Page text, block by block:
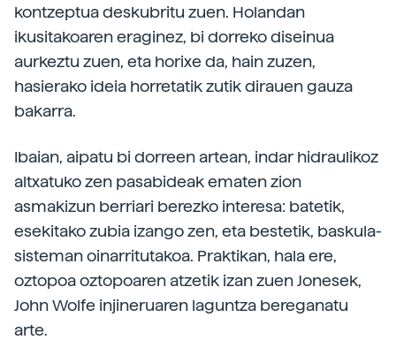
kontzeptua deskubritu zuen. Holandan
ikusitakoaren eraginez, bi dorreko diseinua
aurkeztu zuen, eta horixe da, hain zuzen,
hasierako ideia horretatik zutik dirauen gauza
bakarra.
Ibaian, aipatu bi dorreen artean, indar hidraulikoz
altxatuko zen pasabideak ematen zion
asmakizun berriari berezko interesa: batetik,
esekitako zubia izango zen, eta bestetik, baskula-
sisteman oinarritutakoa. Praktikan, hala ere,
oztopoa oztopoaren atzetik izan zuen Jonesek,
John Wolfe injineruaren laguntza bereganatu
arte.